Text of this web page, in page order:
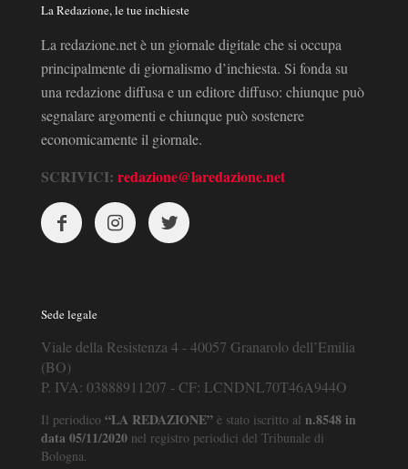
La Redazione, le tue inchieste
La redazione.net è un giornale digitale che si occupa
principalmente di giornalismo d’inchiesta. Si fonda su
una redazione diffusa e un editore diffuso: chiunque può
segnalare argomenti e chiunque può sostenere
economicamente il giornale.
SCRIVICI: redazione@laredazione.net
Sede legale
Viale della Resistenza 4 - 40057 Granarolo dell’Emilia
(BO)
P. IVA: 03888911207 - CF: LCNDNL70T46A944O
Il periodico “LA REDAZIONE” è stato iscritto al n.8548 in
data 05/11/2020 nel registro periodici del Tribunale di
Bologna.